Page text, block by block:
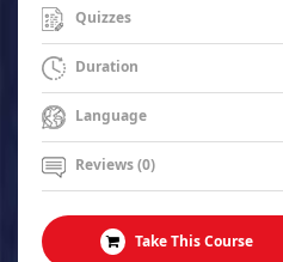
Quizzes
Duration
Language
Reviews (0)
Take This Course